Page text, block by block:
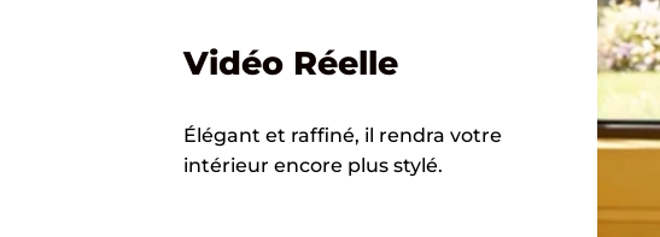
Vidéo Réelle
Élégant et raffiné, il rendra votre
intérieur encore plus stylé.